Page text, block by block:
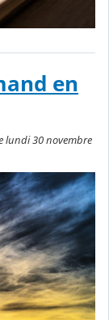
en
lundi 30 novembre